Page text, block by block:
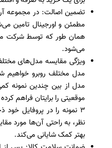
تضمین اصالت: در مجموعه
مطمئن و اورجینال تامین
همان طور که توسط شرکت
می‌شود.
ویژگی مقایسه مدل‌های
مدل مختلف روبرو
مدل از بین چندین نمونه
۳ نمونه را در پروفایل
نظر، به راحتی آن‌ها مورد
بهتر کمک شایانی می‌کند.